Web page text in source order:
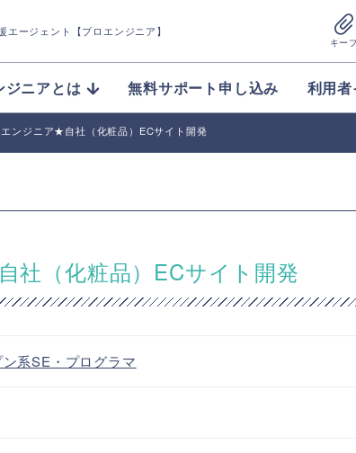
エージェント【プロエンジニア】
キー
ジニアとは 無料サポート申し込み 利用
エンジニア★自社（化粧品）ECサイト開発
社（化粧品）ECサイト開発
系SE・プログラマ